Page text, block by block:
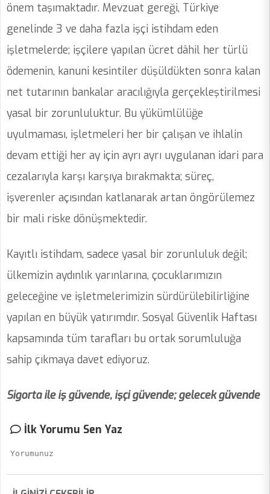
önem taşımaktadır. Mevzuat gereği, Türkiye
genelinde 3 ve daha fazla işçi istihdam eden
işletmelerde; işçilere yapılan ücret dâhil her türlü
ödemenin, kanuni kesintiler düşüldükten sonra kalan
net tutarının bankalar aracılığıyla gerçekleştirilmesi
yasal bir zorunluluktur. Bu yükümlülüğe
uyulmaması, işletmeleri her bir çalışan ve ihlalin
devam ettiği her ay için ayrı ayrı uygulanan idari para
cezalarıyla karşı karşıya bırakmakta; süreç,
işverenler açısından katlanarak artan öngörülemez
bir mali riske dönüşmektedir.
Kayıtlı istihdam, sadece yasal bir zorunluluk değil;
ülkemizin aydınlık yarınlarına, çocuklarımızın
geleceğine ve işletmelerimizin sürdürülebilirliğine
yapılan en büyük yatırımdır. Sosyal Güvenlik Haftası
kapsamında tüm tarafları bu ortak sorumluluğa
sahip çıkmaya davet ediyoruz.
Sigorta ile iş güvende, işçi güvende; gelecek güvende
İlk Yorumu Sen Yaz